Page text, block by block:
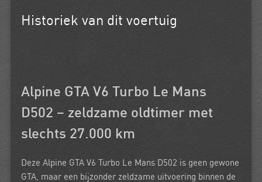
Historiek van dit voertuig
Alpine GTA V6 Turbo Le Mans
D502 – zeldzame oldtimer met
slechts 27.000 km
Deze Alpine GTA V6 Turbo Le Mans D502 is geen gewone
GTA, maar een bijzonder zeldzame uitvoering binnen de